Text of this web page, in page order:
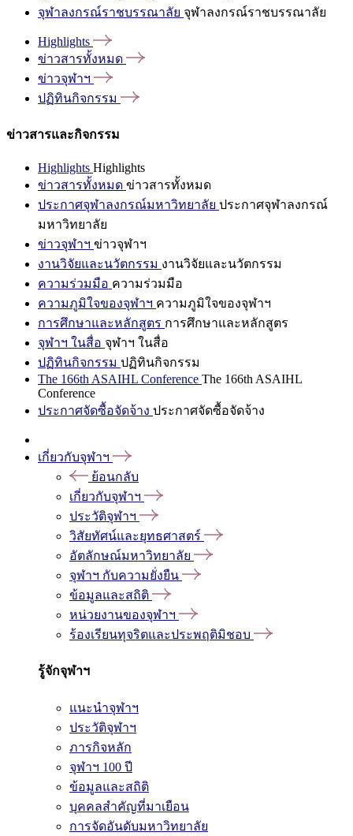
จุฬาลงกรณ์ราชบรรณาลัย จุฬาลงกรณ์ราชบรรณาลัย
Highlights
ข่าวสารทั้งหมด
ข่าวจุฬาฯ
ปฏิทินกิจกรรม
ข่าวสารและกิจกรรม
Highlights Highlights
ข่าวสารทั้งหมด ข่าวสารทั้งหมด
ประกาศจุฬาลงกรณ์มหาวิทยาลัย ประกาศจุฬาลงกรณ์
มหาวิทยาลัย
ข่าวจุฬาฯ ข่าวจุฬาฯ
งานวิจัยและนวัตกรรม งานวิจัยและนวัตกรรม
ความร่วมมือ ความร่วมมือ
ความภูมิใจของจุฬาฯ ความภูมิใจของจุฬาฯ
การศึกษาและหลักสูตร การศึกษาและหลักสูตร
จุฬาฯ ในสื่อ จุฬาฯ ในสื่อ
ปฏิทินกิจกรรม ปฏิทินกิจกรรม
The 166th ASAIHL Conference The 166th ASAIHL
Conference
ประกาศจัดซื้อจัดจ้าง ประกาศจัดซื้อจัดจ้าง
เกี่ยวกับจุฬาฯ
ย้อนกลับ
เกี่ยวกับจุฬาฯ
ประวัติจุฬาฯ
วิสัยทัศน์และยุทธศาสตร์
อัตลักษณ์มหาวิทยาลัย
จุฬาฯ กับความยั่งยืน
ข้อมูลและสถิติ
หน่วยงานของจุฬาฯ
ร้องเรียนทุจริตและประพฤติมิชอบ
รู้จักจุฬาฯ
แนะนำจุฬาฯ
ประวัติจุฬาฯ
ภารกิจหลัก
จุฬาฯ 100 ปี
ข้อมูลและสถิติ
บุคคลสำคัญที่มาเยือน
การจัดอันดับมหาวิทยาลัย